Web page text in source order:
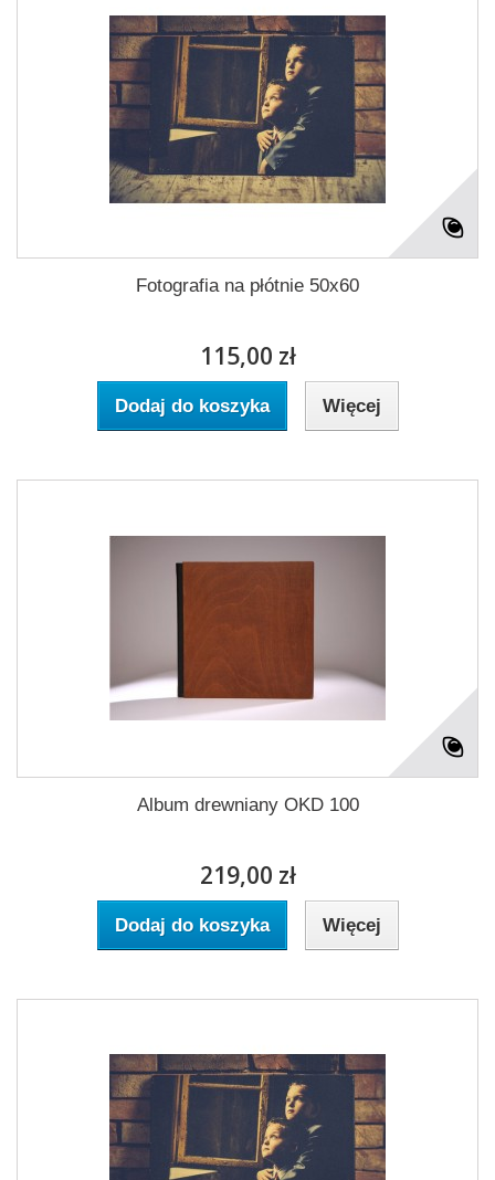
Fotografia na płótnie 50x60
115,00 zł
Dodaj do koszyka Więcej
Album drewniany OKD 100
219,00 zł
Dodaj do koszyka Więcej